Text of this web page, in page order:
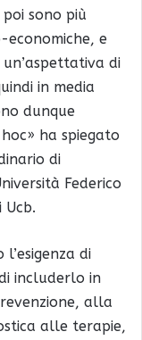
sono più
economiche, e
di
in media
dunque
ha spiegato
di
Federico
di
includerlo in
alla
alle terapie,